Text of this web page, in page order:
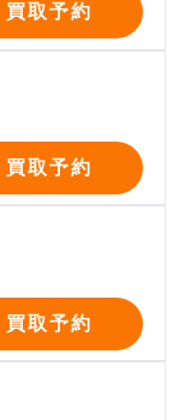
買取予約
買取予約
買取予約